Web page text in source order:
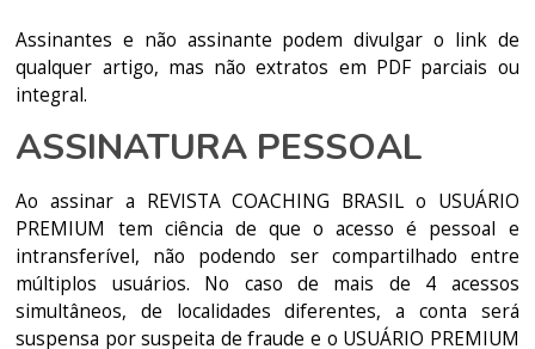
Assinantes e não assinante podem divulgar o link de
qualquer artigo, mas não extratos em PDF parciais ou
integral.
ASSINATURA PESSOAL
Ao assinar a REVISTA COACHING BRASIL o USUÁRIO
PREMIUM tem ciência de que o acesso é pessoal e
intransferível, não podendo ser compartilhado entre
múltiplos usuários. No caso de mais de 4 acessos
simultâneos, de localidades diferentes, a conta será
suspensa por suspeita de fraude e o USUÁRIO PREMIUM